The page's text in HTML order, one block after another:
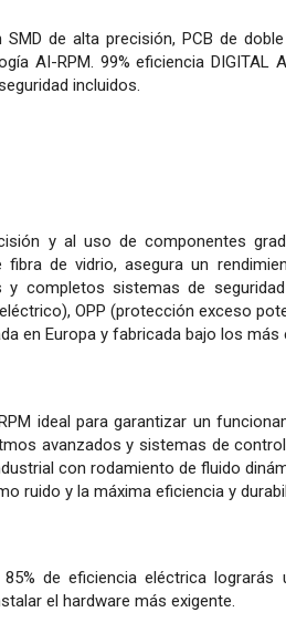
de alta precisión, PCB de
AI-RPM. 99% eficiencia DIGITAL
incluidos.
y al uso de componentes
de vidrio, asegura un
completos sistemas de
OPP (protección exceso
en Europa y fabricada bajo los
ideal para garantizar un
avanzados y sistemas de
con rodamiento de fluido
ruido y la máxima eficiencia y
de eficiencia eléctrica
el hardware más exigente.